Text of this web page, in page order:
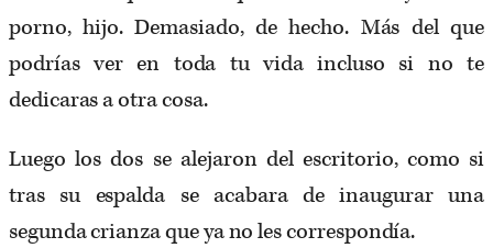
porno, hijo. Demasiado, de hecho. Más del que
podrías ver en toda tu vida incluso si no te
dedicaras a otra cosa.
Luego los dos se alejaron del escritorio, como si
tras su espalda se acabara de inaugurar una
segunda crianza que ya no les correspondía.